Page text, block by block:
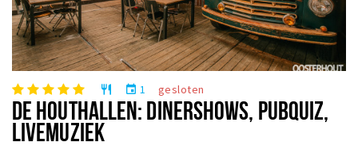
restaurant event 1 gesloten
DE HOUTHALLEN: DINERSHOWS, PUBQUIZ,
LIVEMUZIEK